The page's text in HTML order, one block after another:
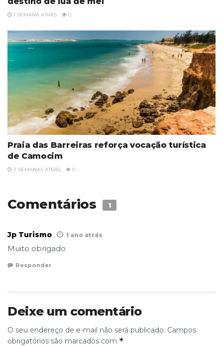
1 SEMANA ATRÁS 0
Praia das Barreiras reforça vocação turística
de Camocim
2 SEMANAS ATRÁS 0
Comentários 1
Jp Turismo 1 ano atrás
Muito obrigado
Responder
Deixe um comentário
O seu endereço de e-mail não será publicado. Campos
obrigatórios são marcados com *